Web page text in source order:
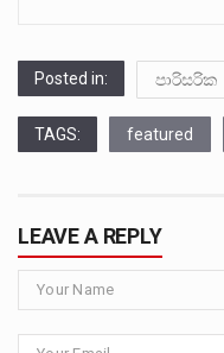
Posted in: පාරිසරික
TAGS: featured
LEAVE A REPLY